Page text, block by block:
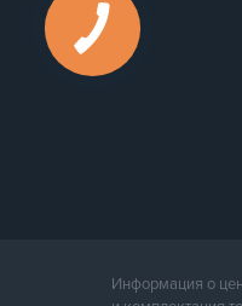
Информация о